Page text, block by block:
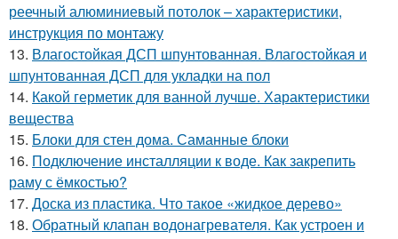
реечный алюминиевый потолок – характеристики,
инструкция по монтажу
13. Влагостойкая ДСП шпунтованная. Влагостойкая и
шпунтованная ДСП для укладки на пол
14. Какой герметик для ванной лучше. Характеристики
вещества
15. Блоки для стен дома. Саманные блоки
16. Подключение инсталляции к воде. Как закрепить
раму с ёмкостью?
17. Доска из пластика. Что такое «жидкое дерево»
18. Обратный клапан водонагревателя. Как устроен и